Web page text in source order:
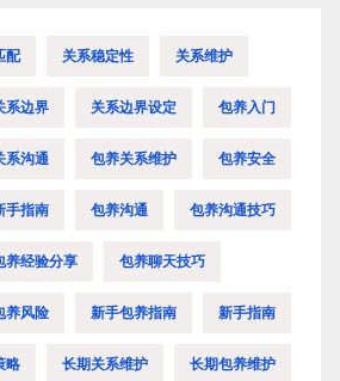
配 关系稳定性 关系维护
系边界 关系边界设定 包养入门
系沟通 包养关系维护 包养安全
手指南 包养沟通 包养沟通技巧
养经验分享 包养聊天技巧
养风险 新手包养指南 新手指南
略 长期关系维护 长期包养维护